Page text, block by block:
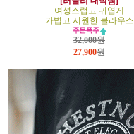
여성스럽고 귀엽게
가볍고 시원한 블라우스
32,000원
27,900원